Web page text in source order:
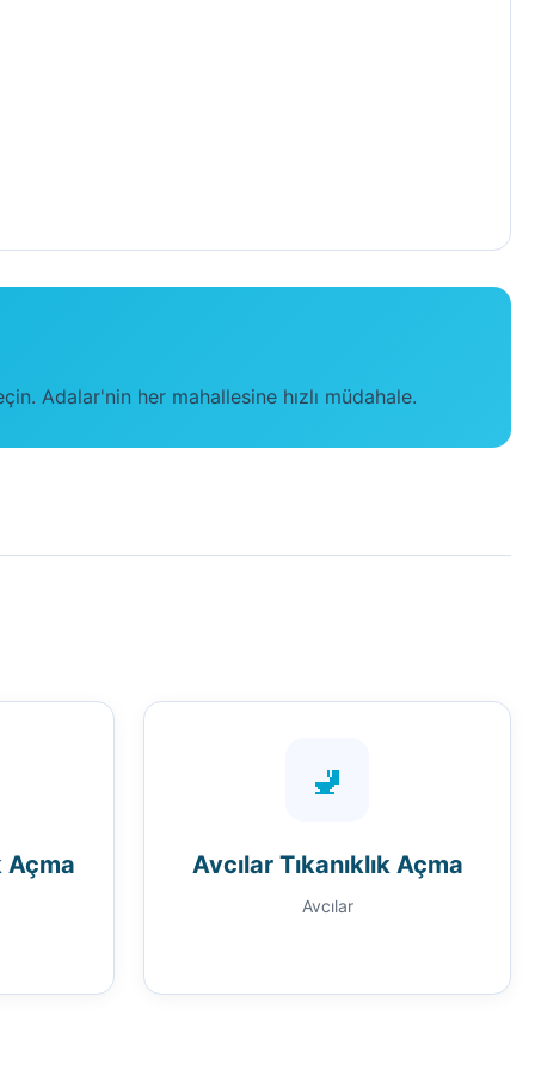
Adalar'nin her mahallesine hızlı müdahale.
Açma
🚽
Avcılar Tıkanıklık Açma
Avcılar